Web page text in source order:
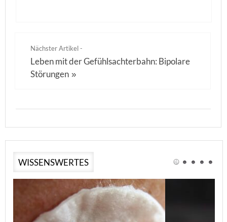
Nächster Artikel -
Leben mit der Gefühlsachterbahn: Bipolare
Störungen »
WISSENSWERTES